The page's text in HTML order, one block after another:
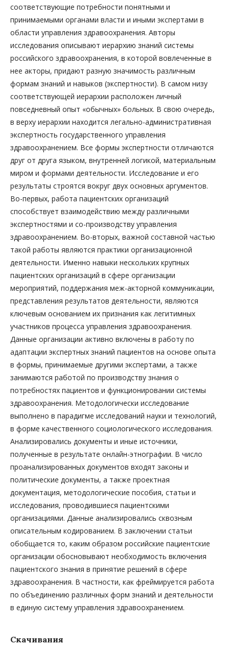
соответствующие потребности понятными и
принимаемыми органами власти и иными экспертами в
области управления здравоохранения. Авторы
исследования описывают иерархию знаний системы
российского здравоохранения, в которой вовлеченные в
нее акторы, придают разную значимость различным
формам знаний и навыков (экспертности). В самом низу
соответствующей иерархии расположен личный
повседневный опыт «обычных» больных. В свою очередь,
в верху иерархии находится легально-административная
экспертность государственного управления
здравоохранением. Все формы экспертности отличаются
друг от друга языком, внутренней логикой, материальным
миром и формами деятельности. Исследование и его
результаты строятся вокруг двух основных аргументов.
Во-первых, работа пациентских организаций
способствует взаимодействию между различными
экспертностями и со-производству управления
здравоохранением. Во-вторых, важной составной частью
такой работы являются практики организационной
деятельности. Именно навыки нескольких крупных
пациентских организаций в сфере организации
мероприятий, поддержания меж-акторной коммуникации,
представления результатов деятельности, являются
ключевым основанием их признания как легитимных
участников процесса управления здравоохранения.
Данные организации активно включены в работу по
адаптации экспертных знаний пациентов на основе опыта
в формы, принимаемые другими экспертами, а также
занимаются работой по производству знания о
потребностях пациентов и функционировании системы
здравоохранения. Методологически исследование
выполнено в парадигме исследований науки и технологий,
в форме качественного социологического исследования.
Анализировались документы и иные источники,
полученные в результате онлайн-этнографии. В число
проанализированных документов входят законы и
политические документы, а также проектная
документация, методологические пособия, статьи и
исследования, проводившиеся пациентскими
организациями. Данные анализировались сквозным
описательным кодированием. В заключении статьи
обобщается то, каким образом российские пациентские
организации обосновывают необходимость включения
пациентского знания в принятие решений в сфере
здравоохранения. В частности, как фреймируется работа
по объединению различных форм знаний и деятельности
в единую систему управления здравоохранением.
Скачивания